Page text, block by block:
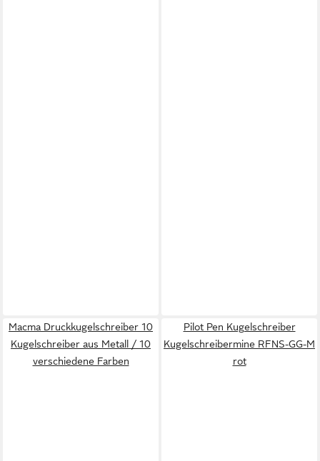
Macma Druckkugelschreiber 10
Kugelschreiber aus Metall / 10
verschiedene Farben
Pilot Pen Kugelschreiber
Kugelschreibermine RFNS-GG-M
rot